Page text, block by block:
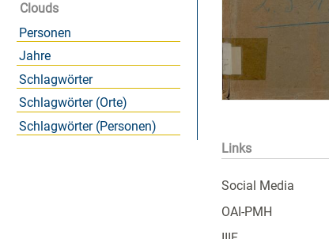
Clouds
Personen
Jahre
Schlagwörter
Schlagwörter (Orte)
Schlagwörter (Personen)
Links
Social Media
OAI-PMH